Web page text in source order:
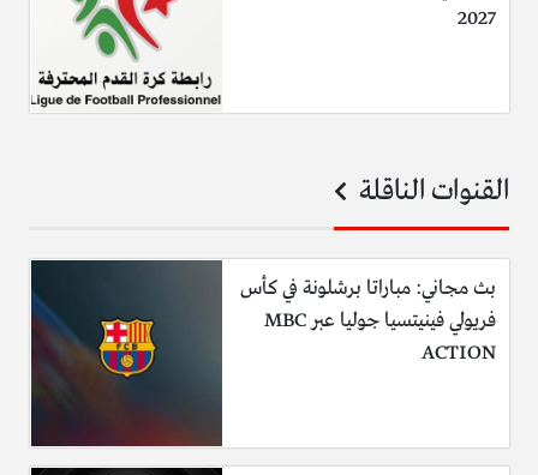
2027
القنوات الناقلة
بث مجاني: مباراتا برشلونة في كأس
فريولي فينيتسيا جوليا عبر MBC
ACTION